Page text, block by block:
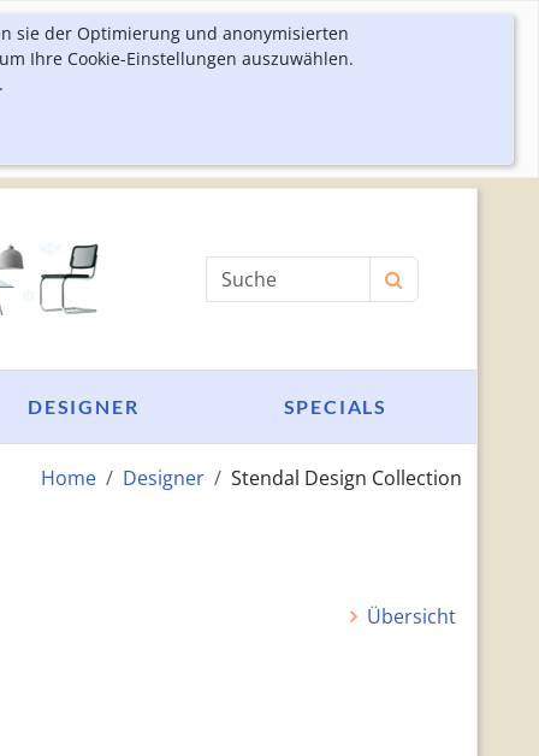
sie der Optimierung und anonymisierten
Ihre Cookie-Einstellungen auszuwählen.
.
Produktsuche
SPECIALS
DESIGNER
Home Designer Stendal Design Collection
Übersicht